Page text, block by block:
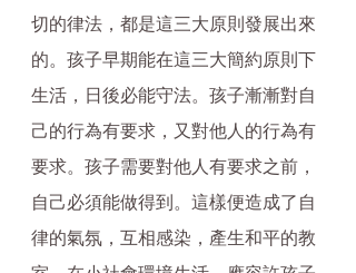
切的律法，都是這三大原則發展出來
的。孩子早期能在這三大簡約原則下
生活，日後必能守法。孩子漸漸對自
己的行為有要求，又對他人的行為有
要求。孩子需要對他人有要求之前，
自己必須能做得到。這樣便造成了自
律的氣氛，互相感染，產生和平的教